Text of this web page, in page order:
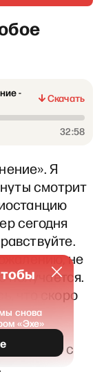
-
Скачать
32:58
Я
смотрит
сегодня
не
получается.
что скоро
с
снова
«Эхе»